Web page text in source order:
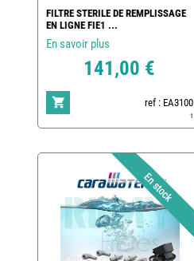
FILTRE STERILE DE REMPLISSAGE
EN LIGNE FIE1 ...
En savoir plus
141,00 €
ref : EA3100
1